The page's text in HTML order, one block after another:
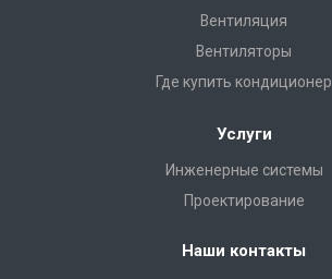
Вентиляция
Вентиляторы
Где купить кондиционер
Услуги
Инженерные системы
Проектирование
Наши контакты